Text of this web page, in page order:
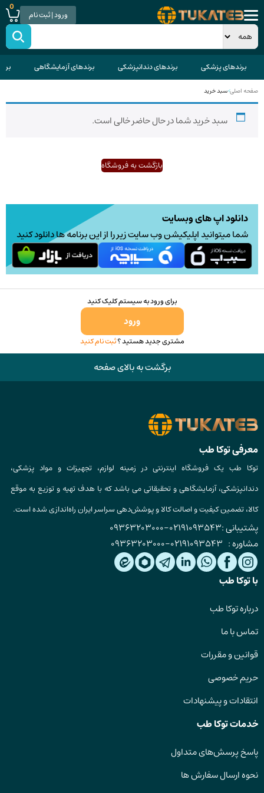
ورود | ثبت نام
0
برندهای پزشکی برندهای دندانپزشکی برندهای آزمایشگاهی
صفحه اصلی>سبد خرید
سبد خرید شما در حال حاضر خالی است.
بازگشت به فروشگاه
دانلود اپ های وبسایت
شما میتوانید اپلیکیشن وب سایت زیر را از این برنامه ها دانلود کنید
برای ورود به سیستم کلیک کنید
ورود
مشتری جدید هستید ؟ثبت نام کنید
برگشت به بالای صفحه
معرفی توکا طب
توکا طب یک فروشگاه اینترنتی در زمینه لوازم، تجهیزات و مواد پزشکی،
دندانپزشکی، آزمایشگاهی و تحقیقاتی می باشد که با هدف تهیه و توزیع به موقع
کالا، تضمین کیفیت و اصالت کالا و پوشش‌دهی سراسر ایران راه‌اندازی شده است.
پشتیبانی :02191093543
-
09363203000
مشاوره : 02191093543
-
09363203000
با توکا طب
درباره توکا طب
تماس با ما
قوانین و مقررات
حریم خصوصی
انتقادات و پیشنهادات
خدمات توکا طب
پاسخ پرسش‌های متداول
نحوه ارسال سفارش ها